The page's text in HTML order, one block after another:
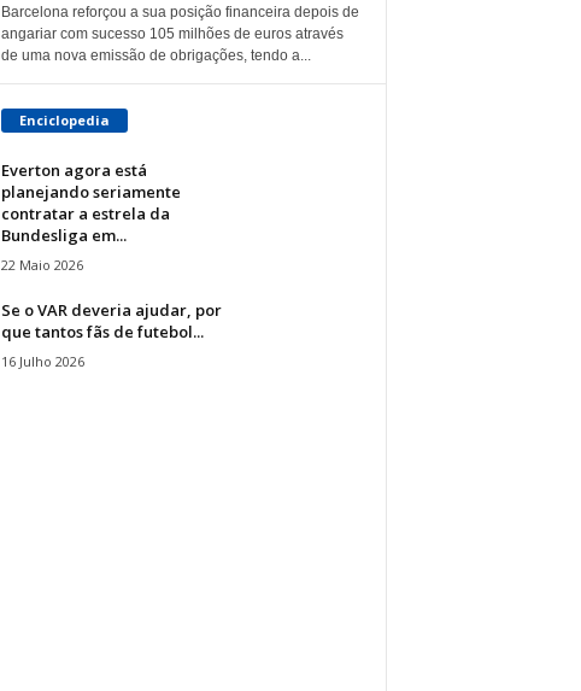
Barcelona reforçou a sua posição financeira depois de
angariar com sucesso 105 milhões de euros através
de uma nova emissão de obrigações, tendo a...
Enciclopedia
Everton agora está
planejando seriamente
contratar a estrela da
Bundesliga em...
22 Maio 2026
Se o VAR deveria ajudar, por
que tantos fãs de futebol...
16 Julho 2026